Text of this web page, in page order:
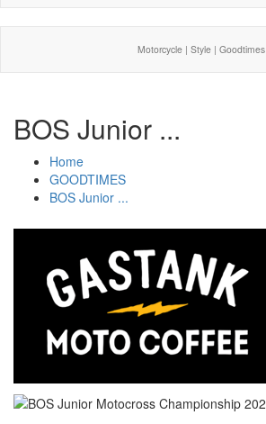
Motorcycle | Style | Goodtimes
BOS Junior ...
Home
GOODTIMES
BOS Junior ...